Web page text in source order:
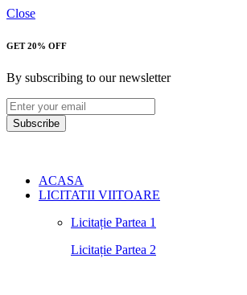
Close
GET 20% OFF
By subscribing to our newsletter
Subscribe
ACASA
LICITATII VIITOARE
Licitație Partea 1
Licitație Partea 2